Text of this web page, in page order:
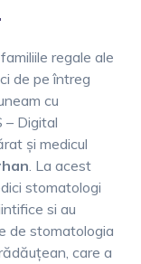
regale ale
de pe întreg
cu
– Digital
şi medicul
. La acest
stomatologi
si au
de stomatologia
care a